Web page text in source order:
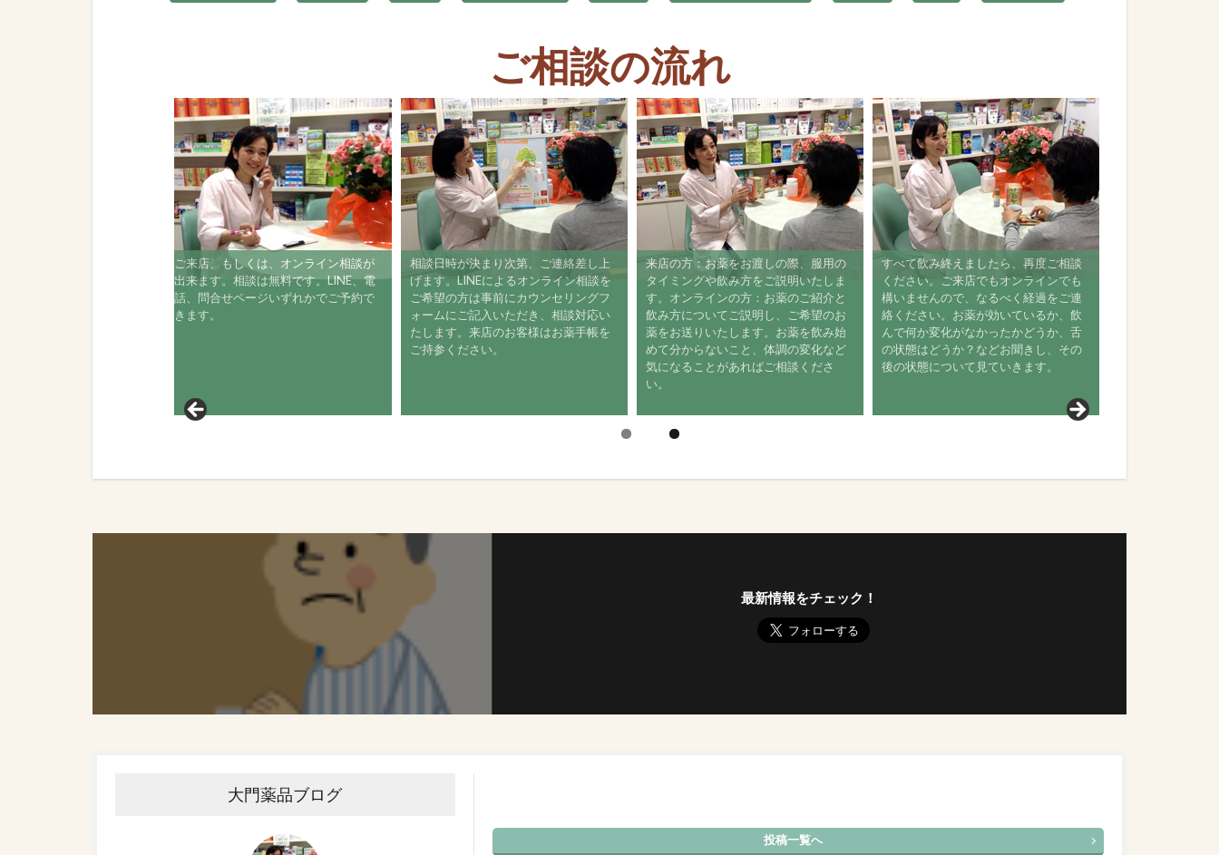
ご相談の流れ
ご来店、もしくは、オンライン相談が
出来ます。相談は無料です。LINE、電
話、問合せページいずれかでご予約で
きます。
相談日時が決まり次第、ご連絡差し上
げます。LINEによるオンライン相談を
ご希望の方は事前にカウンセリングフ
ォームにご記入いただき、相談対応い
たします。来店のお客様はお薬手帳を
ご持参ください。
来店の方：お薬をお渡しの際、服用の
タイミングや飲み方をご説明いたしま
す。オンラインの方：お薬のご紹介と
飲み方についてご説明し、ご希望のお
薬をお送りいたします。お薬を飲み始
めて分からないこと、体調の変化など
気になることがあればご相談くださ
い。
すべて飲み終えましたら、再度ご相談
ください。ご来店でもオンラインでも
構いませんので、なるべく経過をご連
絡ください。お薬が効いているか、飲
んで何か変化がなかったかどうか、舌
の状態はどうか？などお聞きし、その
後の状態について見ていきます。
最新情報をチェック！
大門薬品ブログ
投稿一覧へ